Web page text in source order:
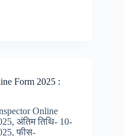
Form 2025 :
Online
अंतिम तिथि- 10-
फीस-